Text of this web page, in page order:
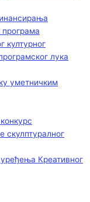
програма
културног
лука
уметничким
скулптуралног
Креативног